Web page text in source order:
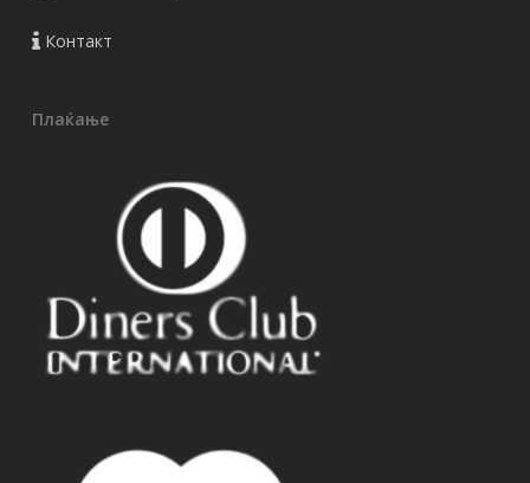
Контакт
Плаќање